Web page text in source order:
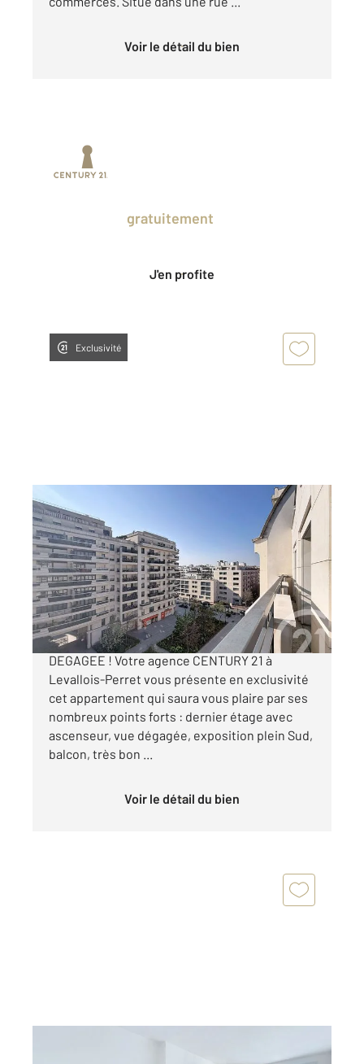
Voir le détail du bien
gratuitement
J'en profite
Exclusivité
LEVALLOIS PERRET 92
69 m2, 3 pièces
Ref : 2984
Appartement F3 à vendre
630 000 €
DERNIER ETAGE AVEC BALCON ET VUE
DEGAGEE ! Votre agence CENTURY 21 à
Levallois-Perret vous présente en exclusivité
cet appartement qui saura vous plaire par ses
nombreux points forts : dernier étage avec
ascenseur, vue dégagée, exposition plein Sud,
balcon, très bon ...
Voir le détail du bien